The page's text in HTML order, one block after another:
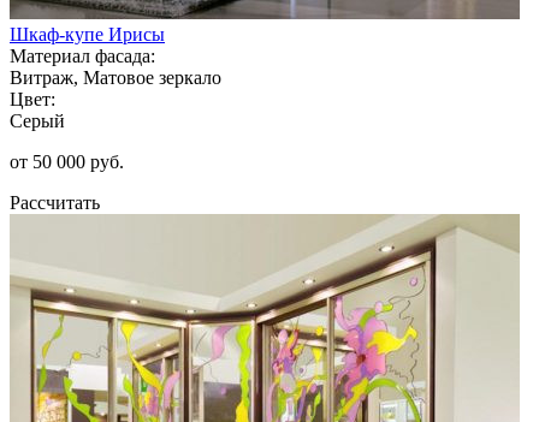
Шкаф-купе Ирисы
Материал фасада:
Витраж, Матовое зеркало
Цвет:
Серый
от 50 000 руб.
Рассчитать